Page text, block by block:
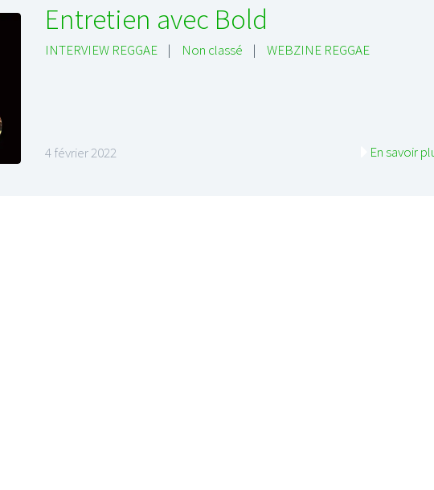
Entretien avec Bold
INTERVIEW REGGAE | Non classé | WEBZINE REGGAE
4 février 2022 En savoir